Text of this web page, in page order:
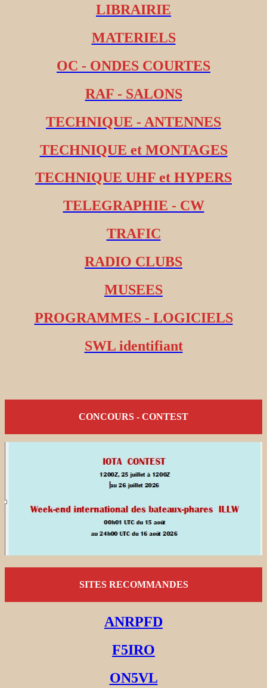
LIBRAIRIE
MATERIELS
OC - ONDES COURTES
RAF - SALONS
TECHNIQUE - ANTENNES
TECHNIQUE et MONTAGES
TECHNIQUE UHF et HYPERS
TELEGRAPHIE - CW
TRAFIC
RADIO CLUBS
MUSEES
PROGRAMMES - LOGICIELS
SWL identifiant
CONCOURS - CONTEST
SITES RECOMMANDES
ANRPFD
F5IRO
ON5VL